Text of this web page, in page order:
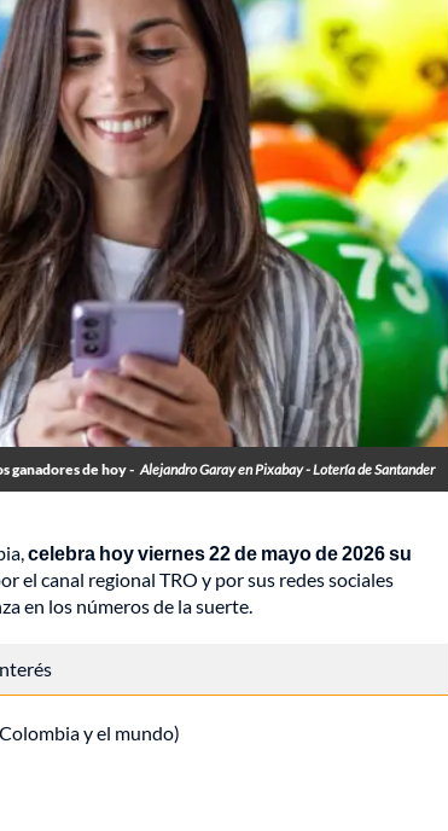
ganadores de hoy - Alejandro Garay en Pixabay - Lotería de Santander
celebra hoy viernes 22 de mayo de 2026 su
el canal regional TRO y por sus redes sociales
en los números de la suerte.
y el mundo)